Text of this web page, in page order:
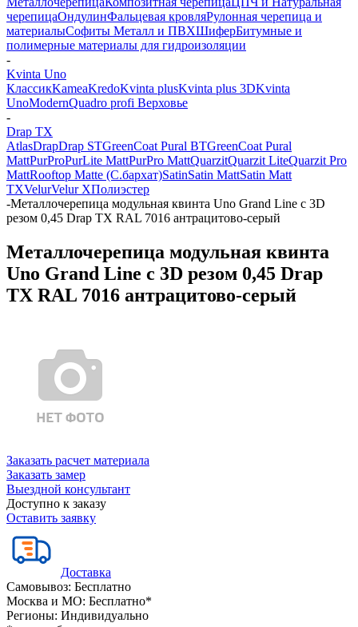
черепицаОндулинФальцевая кровляРулонная черепица и
материалыСофиты Металл и ПВХШиферБитумные и
полимерные материалы для гидроизоляции
-
Kvinta Uno
КлассикKameaKredoKvinta plusKvinta plus 3DKvinta
UnoModernQuadro profi Верховье
-
Drap TX
AtlasDrapDrap STGreenCoat Pural BTGreenCoat Pural
MattPurProPurLite МattPurPro MattQuarzitQuarzit LiteQuarzit Pro
MattRooftop Matte (С.бархат)SatinSatin MattSatin Matt
TXVelurVelur XПолиэстер
-Металлочерепица модульная квинта Uno Grand Line c 3D
резом 0,45 Drap TX RAL 7016 антрацитово-серый
Металлочерепица модульная квинта
Uno Grand Line c 3D резом 0,45 Drap
TX RAL 7016 антрацитово-серый
Заказать расчет материала
Заказать замер
Выездной консультант
Доступно к заказу
Оставить заявку
Доставка
Самовывоз: Бесплатно
Москва и МО: Бесплатно*
Регионы: Индивидуально